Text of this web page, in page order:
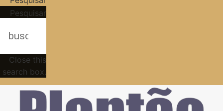
Pesquisar
Close this
search box.